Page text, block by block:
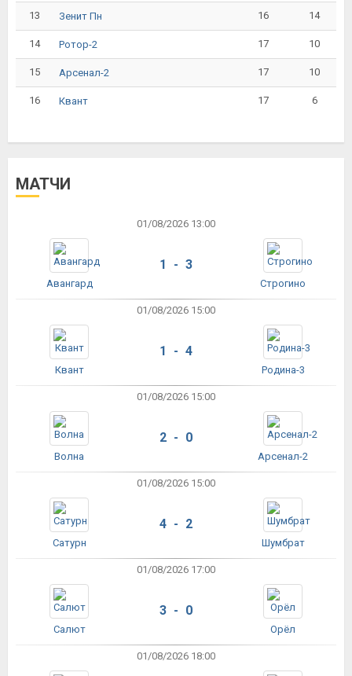
13 Зенит Пн 16 14
14 Ротор-2 17 10
15 Арсенал-2 17 10
16 Квант 17 6
МАТЧИ
01/08/2026 13:00
Авангард
1 - 3
Строгино
01/08/2026 15:00
Квант
1 - 4
Родина-3
01/08/2026 15:00
Волна
2 - 0
Арсенал-2
01/08/2026 15:00
Сатурн
4 - 2
Шумбрат
01/08/2026 17:00
Салют
3 - 0
Орёл
01/08/2026 18:00